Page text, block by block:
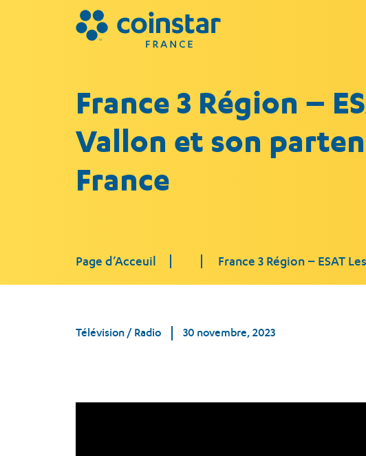
France 3 Région –
Vallon et son
France
Page d’Acceuil France 3 Région – ESAT
Télévision / Radio 30 novembre, 2023